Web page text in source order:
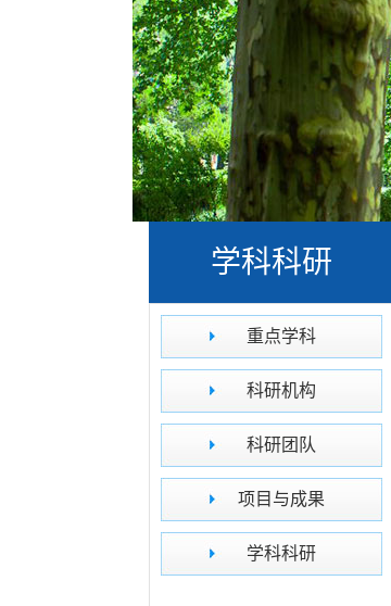
学科科研
重点学科
科研机构
科研团队
项目与成果
学科科研